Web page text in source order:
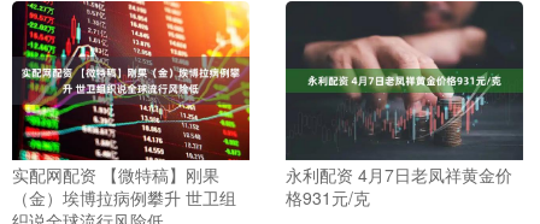
实配网配资 【微特稿】刚果
（金）埃博拉病例攀升 世卫组
永利配资 4月7日老凤祥黄金价
格931元/克